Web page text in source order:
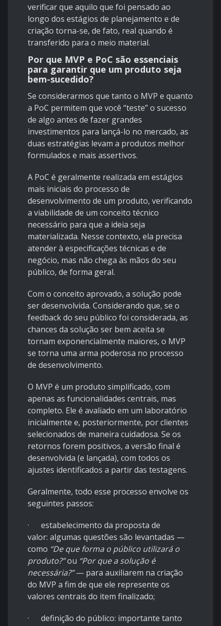
verificar que aquilo que foi pensado ao
longo dos estágios de planejamento e de
criação torna-se, de fato, real quando é
transferido para o meio material.
Por que MVP e PoC são essenciais
para garantir que um produto seja
bem-sucedido?
Se considerarmos que tanto o MVP e quanto
a PoC permitem que você “teste” o sucesso
de algo antes de fazer grandes
investimentos para lançá-lo no mercado, as
duas estratégias levam a produtos melhor
formulados e mais assertivos.
A PoC é geralmente realizada em estágios
mais iniciais do processo de
desenvolvimento de um produto, verificando
a viabilidade de um conceito técnico
necessário para que a ideia seja
materializada. Nesse contexto, ela precisa
atender à especificações técnicas e de
negócio, mas não chega às mãos do seu
público, de forma geral.
Com o conceito aprovado, a solução pode
ser desenvolvida. Considerando que, se o
feedback do seu público foi considerada, as
chances da solução ser bem aceita se
tornam exponencialmente maiores, o MVP
se torna uma arma poderosa no processo
de desenvolvimento.
O MVP é um produto simplificado, com
apenas as funcionalidades centrais, mas
completo. Ele é avaliado em um laboratório
inicialmente e, posteriormente, por clientes
selecionados de maneira cuidadosa. Se os
retornos forem positivos, a versão final é
desenvolvida (e lançada), com todos os
ajustes identificados a partir das testagens.
Geralmente, todo esse processo envolve os
seguintes passos:
· estabelecimento da proposta de
valor: algumas questões são levantadas —
como “De que forma o público utilizará o
produto?”ou “Por que a solução é
necessária?”— para auxiliarem na criação
do MVP a fim de que ele represente os
valores centrais do item finalizado;
· definição do público: importante tanto